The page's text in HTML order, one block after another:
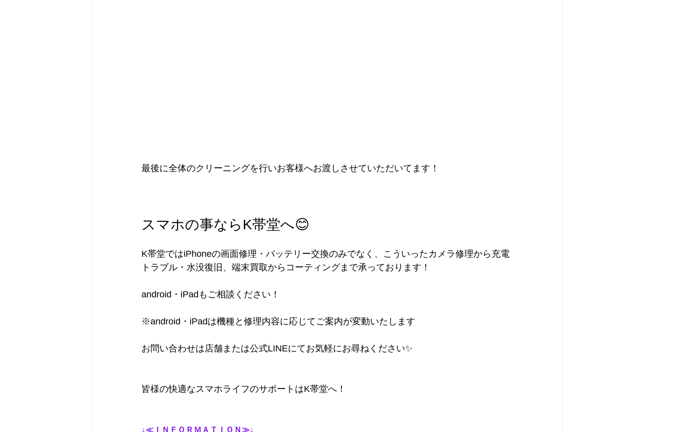
最後に全体のクリーニングを行いお客様へお渡しさせていただいてます！
スマホの事ならK帯堂へ😊
K帯堂ではiPhoneの画面修理・バッテリー交換のみでなく、こういったカメラ修理から充電
トラブル・水没復旧、端末買取からコーティングまで承っております！
android・iPadもご相談ください！
※android・iPadは機種と修理内容に応じてご案内が変動いたします
お問い合わせは店舗または公式LINEにてお気軽にお尋ねください✨
皆様の快適なスマホライフのサポートはK帯堂へ！
↓≪ＩＮＦＯＲＭＡＴＩＯＮ≫↓